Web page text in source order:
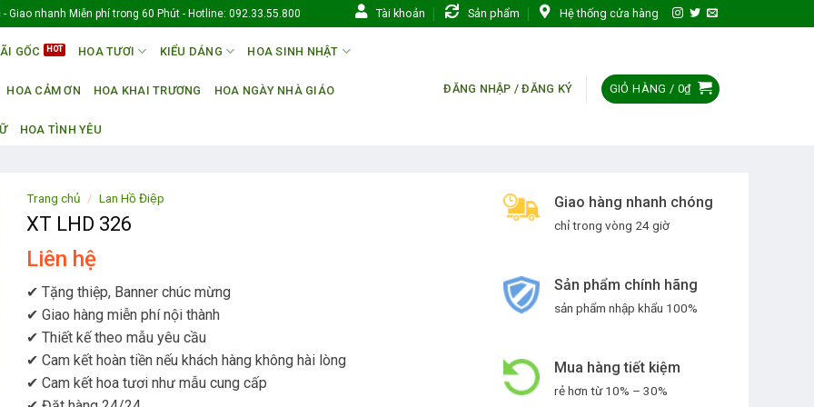
nhanh Miễn phí trong 60 Phút - Hotline: 092.33.55.800 Tài khoản Sản phẩm Hệ thống cửa hàng
GỐC HOA TƯƠI KIỂU DÁNG HOA SINH NHẬT
HOA CẢM ƠN HOA KHAI TRƯƠNG HOA NGÀY NHÀ GIÁO
HOA TÌNH YÊU
ĐĂNG NHẬP / ĐĂNG KÝ GIỎ HÀNG / 0₫
Giao hàng nhanh chóng
chỉ trong vòng 24 giờ
Sản phẩm chính hãng
sản phẩm nhập khẩu 100%
Mua hàng tiết kiệm
rẻ hơn từ 10% – 30%
Trang chủ / Lan Hồ Điệp
XT LHD 326
Liên hệ
✔ Tặng thiệp, Banner chúc mừng
✔ Giao hàng miễn phí nội thành
✔ Thiết kế theo mẫu yêu cầu
✔ Cam kết hoàn tiền nếu khách hàng không hài lòng
✔ Cam kết hoa tươi như mẫu cung cấp